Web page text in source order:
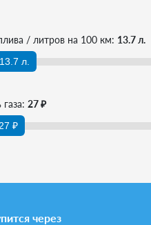
/ литров на 100 км: 13.7 л.
13.7 л.
27 ₽
₽
через